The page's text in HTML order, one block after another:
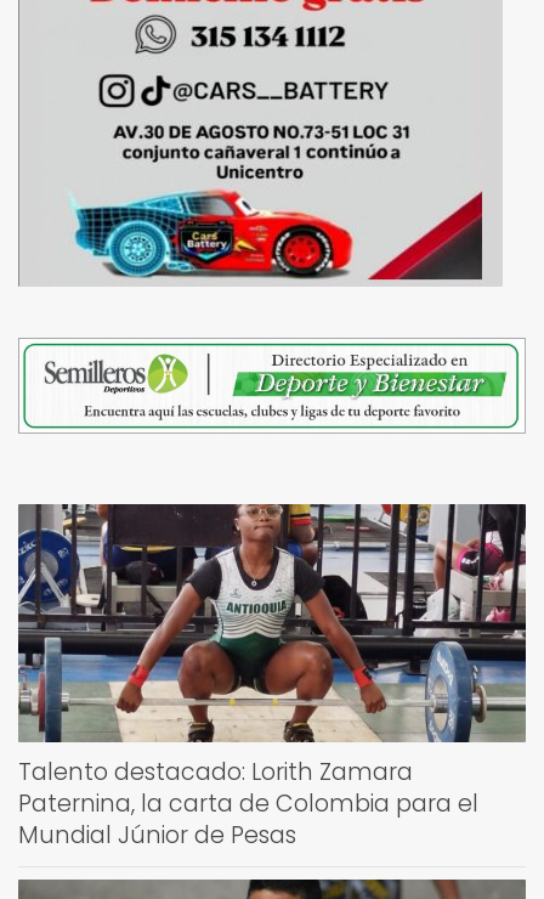
Talento destacado: Lorith Zamara
Paternina, la carta de Colombia para el
Mundial Júnior de Pesas